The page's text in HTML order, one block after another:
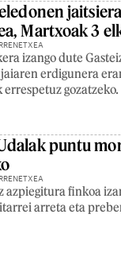
Martxoak 3
izango dute
erdigunera
gozatzeko.
puntu
azpiegitura finkoa
arreta eta